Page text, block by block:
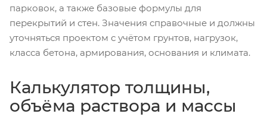
парковок, а также базовые формулы для
перекрытий и стен. Значения справочные и должны
уточняться проектом с учётом грунтов, нагрузок,
класса бетона, армирования, основания и климата.
Калькулятор толщины,
объёма раствора и массы